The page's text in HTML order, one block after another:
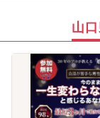
山